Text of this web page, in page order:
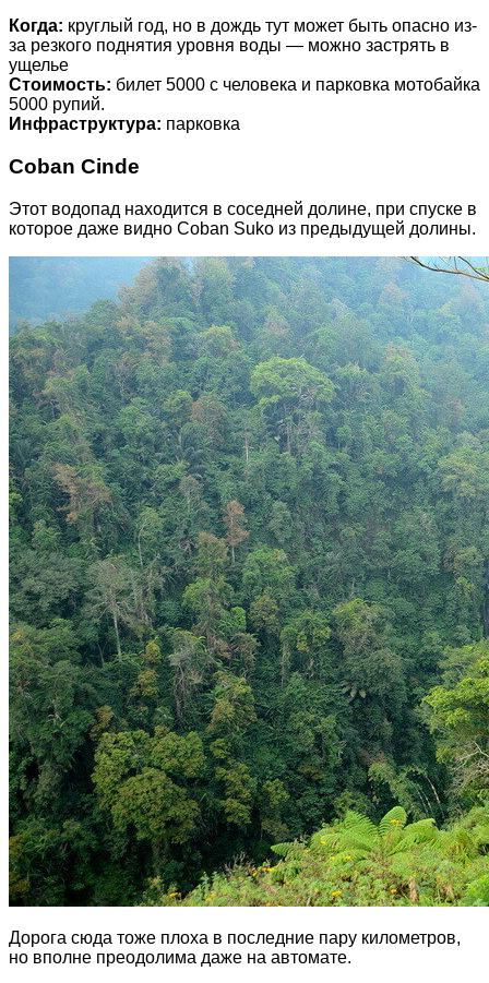
Когда: круглый год, но в дождь тут может быть опасно из-
за резкого поднятия уровня воды — можно застрять в
ущелье
Стоимость: билет 5000 с человека и парковка мотобайка
5000 рупий.
Инфраструктура: парковка
Coban Cinde
Этот водопад находится в соседней долине, при спуске в
которое даже видно Coban Suko из предыдущей долины.
Дорога сюда тоже плоха в последние пару километров,
но вполне преодолима даже на автомате.